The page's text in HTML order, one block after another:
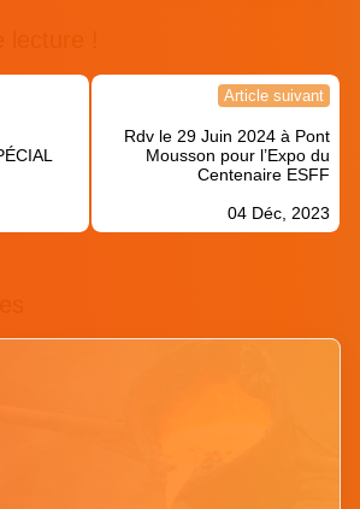
Article suivant
Rdv le 29 Juin 2024 à Pont
Mousson pour l’Expo du
Centenaire ESFF
04 Déc, 2023